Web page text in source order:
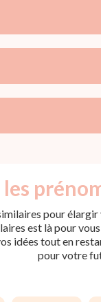
pour
est là pour
idées tout en
pour votre